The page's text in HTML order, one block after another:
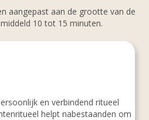
aangepast aan de grootte van de
10 tot 15 minuten.
en verbindend ritueel
helpt nabestaanden om